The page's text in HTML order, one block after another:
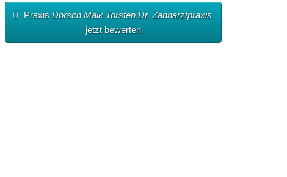
Praxis Dorsch Maik Torsten Dr. Zahnarztpraxis
jetzt bewerten